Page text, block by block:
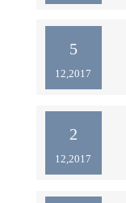
5
12,2017
2
12,2017